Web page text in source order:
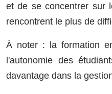
et de se concentrer sur
rencontrent le plus de
À noter : la formation
l'autonomie des
davantage dans la